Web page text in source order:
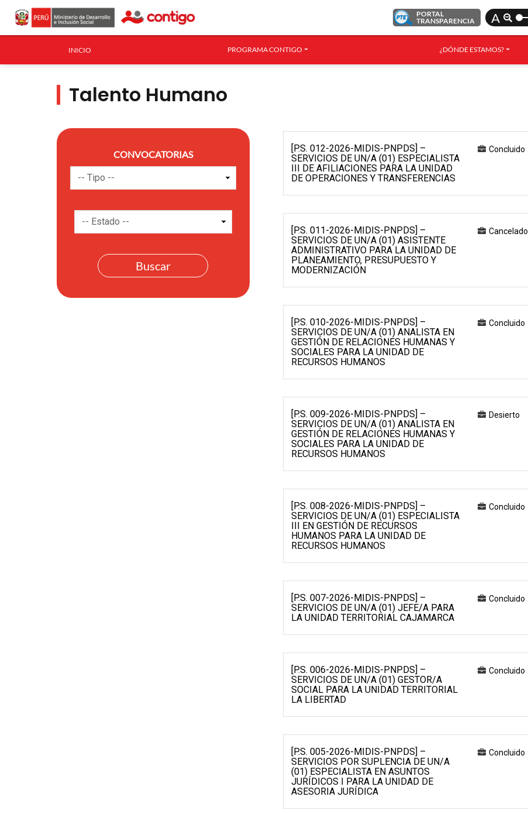
PORTAL
TRANSPARENCIA
A
INICIO PROGRAMA CONTIGO ¿DÓNDE ESTAMOS?
Talento Humano
CONVOCATORIAS
[P.S. 012-2026-MIDIS-PNPDS] –
SERVICIOS DE UN/A (01) ESPECIALISTA
III DE AFILIACIONES PARA LA UNIDAD
DE OPERACIONES Y TRANSFERENCIAS
Concluido
[P.S. 011-2026-MIDIS-PNPDS] –
SERVICIOS DE UN/A (01) ASISTENTE
ADMINISTRATIVO PARA LA UNIDAD DE
PLANEAMIENTO, PRESUPUESTO Y
MODERNIZACIÓN
Cancelado
[P.S. 010-2026-MIDIS-PNPDS] –
SERVICIOS DE UN/A (01) ANALISTA EN
GESTIÓN DE RELACIONES HUMANAS Y
SOCIALES PARA LA UNIDAD DE
RECURSOS HUMANOS
Concluido
[P.S. 009-2026-MIDIS-PNPDS] –
SERVICIOS DE UN/A (01) ANALISTA EN
GESTIÓN DE RELACIONES HUMANAS Y
SOCIALES PARA LA UNIDAD DE
RECURSOS HUMANOS
Desierto
[P.S. 008-2026-MIDIS-PNPDS] –
SERVICIOS DE UN/A (01) ESPECIALISTA
III EN GESTIÓN DE RECURSOS
HUMANOS PARA LA UNIDAD DE
RECURSOS HUMANOS
Concluido
[P.S. 007-2026-MIDIS-PNPDS] –
SERVICIOS DE UN/A (01) JEFE/A PARA
LA UNIDAD TERRITORIAL CAJAMARCA
Concluido
[P.S. 006-2026-MIDIS-PNPDS] –
SERVICIOS DE UN/A (01) GESTOR/A
SOCIAL PARA LA UNIDAD TERRITORIAL
LA LIBERTAD
Concluido
[P.S. 005-2026-MIDIS-PNPDS] –
SERVICIOS POR SUPLENCIA DE UN/A
(01) ESPECIALISTA EN ASUNTOS
JURÍDICOS I PARA LA UNIDAD DE
ASESORIA JURÍDICA
Concluido